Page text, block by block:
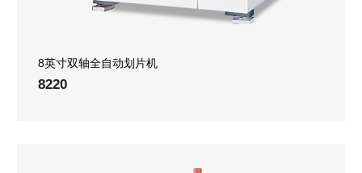
8英寸双轴全自动划片机
8220